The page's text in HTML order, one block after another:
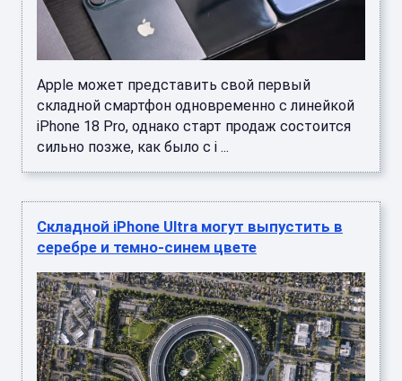
Apple может представить свой первый
складной смартфон одновременно с линейкой
iPhone 18 Pro, однако старт продаж состоится
сильно позже, как было с i ...
Складной iPhone Ultra могут выпустить в
серебре и темно-синем цвете